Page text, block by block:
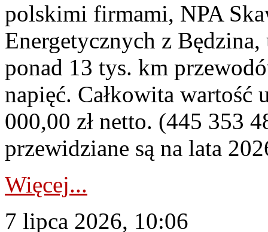
polskimi firmami, NPA
Energetycznych z
ponad 13 tys. km
napięć. Całkowita
000,00 zł netto. (445 353
przewidziane są na lata
Więcej...
7 lipca 2026, 10:06